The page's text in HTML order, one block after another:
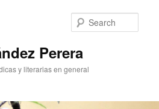
Perera
y literarias en general